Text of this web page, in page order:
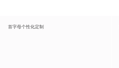
首字母个性化定制